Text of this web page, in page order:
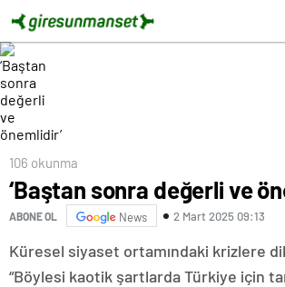
106 okunma
‘Baştan sonra değerli ve
ABONE OL News 2 Mart 2025 09:13
Küresel siyaset ortamındaki krizlere
“Böylesi kaotik şartlarda Türkiye için